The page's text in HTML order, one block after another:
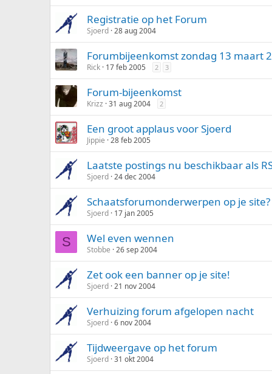
Registratie op het Forum
Sjoerd 28 aug 2004
Forumbijeenkomst zondag 13 maart
Rick 17 feb 2005 2 3
Forum-bijeenkomst
Krizz 31 aug 2004 2
Een groot applaus voor Sjoerd
Jippie 28 feb 2005
Laatste postings nu beschikbaar als
Sjoerd 24 dec 2004
Schaatsforumonderwerpen op je site?
Sjoerd 17 jan 2005
S Wel even wennen
Stobbe 26 sep 2004
Zet ook een banner op je site!
Sjoerd 21 nov 2004
Verhuizing forum afgelopen nacht
Sjoerd 6 nov 2004
Tijdweergave op het forum
Sjoerd 31 okt 2004